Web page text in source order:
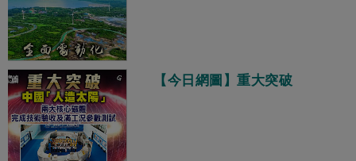
【今日網圖】重大突破